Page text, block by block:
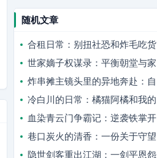
随机文章
合租日常：别扭社恐和炸毛吃货
世家嫡子权谋录：平衡朝堂与家
炸串摊主镜头里的异地奔赴：自
冷白川的日常：橘猫阿橘和我的
血染青云门争霸记：逆袭铁掌开
巷口炭火的清香：一份关于守望
隐世剑客重出江湖：一剑平恩怨